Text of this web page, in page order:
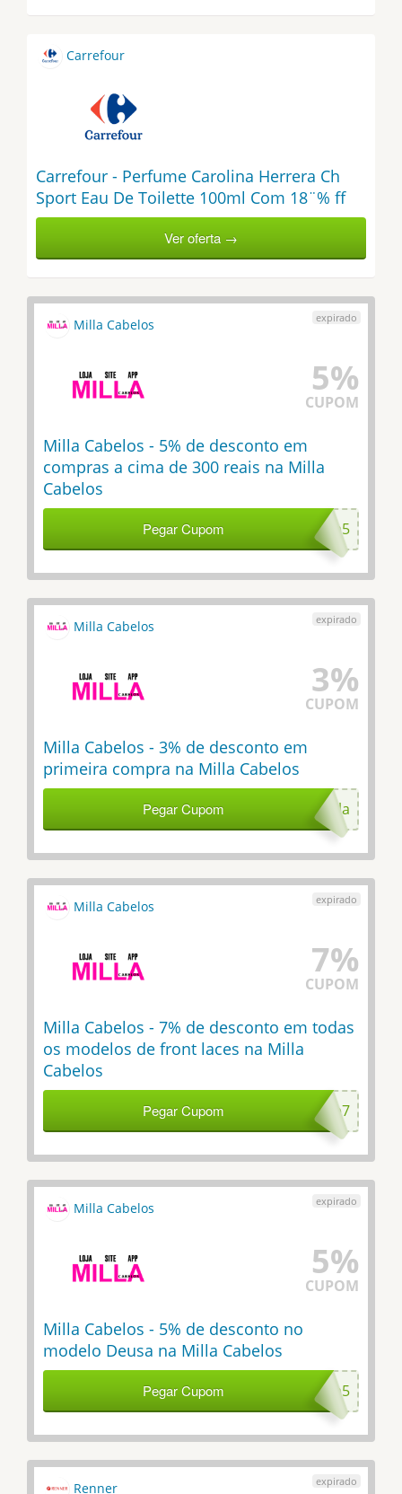
Carrefour
Carrefour - Perfume Carolina Herrera Ch
Sport Eau De Toilette 100ml Com 18¨% ff
Ver oferta →
Milla Cabelos
5%
CUPOM
Milla Cabelos - 5% de desconto em
compras a cima de 300 reais na Milla
Cabelos
Pegar Cupom milla5
Milla Cabelos
3%
CUPOM
Milla Cabelos - 3% de desconto em
primeira compra na Milla Cabelos
Pegar Cupom primeiramilla
Milla Cabelos
7%
CUPOM
Milla Cabelos - 7% de desconto em todas
os modelos de front laces na Milla
Cabelos
Pegar Cupom lace7
Milla Cabelos
5%
CUPOM
Milla Cabelos - 5% de desconto no
modelo Deusa na Milla Cabelos
Pegar Cupom deusa5
Renner